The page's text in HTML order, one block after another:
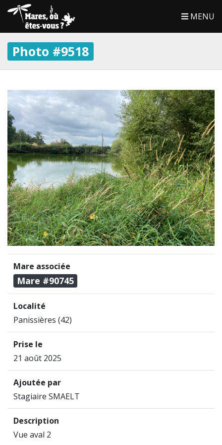
MENU
Photo #9518
Mare associée
Mare #90745
Localité
Panissières (42)
Prise le
21 août 2025
Ajoutée par
Stagiaire SMAELT
Description
Vue aval 2